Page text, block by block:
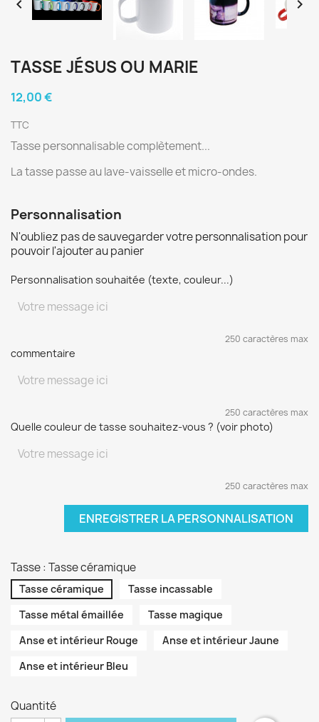
 
TASSE JÉSUS OU MARIE
12,00 €
TTC
Tasse personnalisable complètement...
La tasse passe au lave-vaisselle et micro-ondes.
Personnalisation
N'oubliez pas de sauvegarder votre personnalisation pour
pouvoir l'ajouter au panier
Personnalisation souhaitée (texte, couleur...)
250 caractères max
commentaire
250 caractères max
Quelle couleur de tasse souhaitez-vous ? (voir photo)
250 caractères max
ENREGISTRER LA PERSONNALISATION
Tasse : Tasse céramique
Tasse céramique
Tasse incassable
Tasse métal émaillée
Tasse magique
Anse et intérieur Rouge
Anse et intérieur Jaune
Anse et intérieur Bleu
Quantité